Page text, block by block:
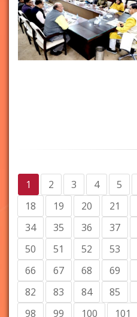
1 2 3 4 5
18
19 20 21
34
35 36 37
50
51 52 53
66
67 68 69
82
83 84 85
98
99 100 101